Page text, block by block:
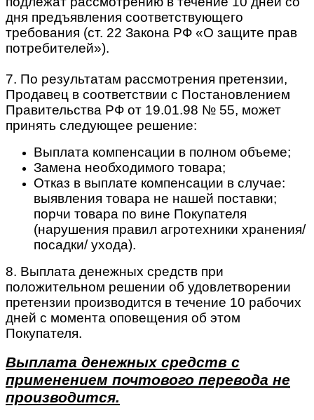
дня предъявления соответствующего
требования (ст. 22 Закона РФ «О защите прав
потребителей»).
7. По результатам рассмотрения претензии,
Продавец в соответствии с Постановлением
Правительства РФ от 19.01.98 № 55, может
принять следующее решение:
Выплата компенсации в полном объеме;
Замена необходимого товара;
Отказ в выплате компенсации в случае:
выявления товара не нашей поставки;
порчи товара по вине Покупателя
(нарушения правил агротехники хранения/
посадки/ ухода).
8. Выплата денежных средств при
положительном решении об удовлетворении
претензии производится в течение 10 рабочих
дней с момента оповещения об этом
Покупателя.
Выплата денежных средств с
применением почтового перевода не
производится.